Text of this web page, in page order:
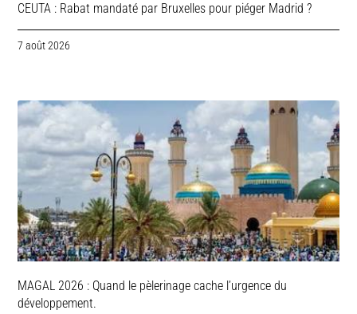
CEUTA : Rabat mandaté par Bruxelles pour piéger Madrid ?
7 août 2026
MAGAL 2026 : Quand le pèlerinage cache l’urgence du
développement.